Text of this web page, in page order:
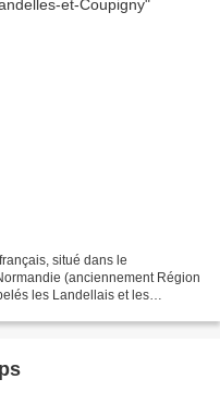
situé dans le
(anciennement Région
les Landellais et les